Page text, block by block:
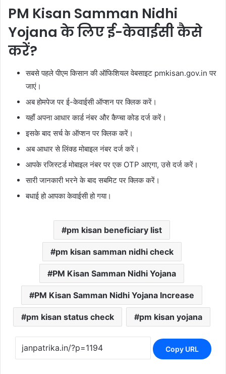
PM Kisan Samman Nidhi
Yojana के लिए ई-केवाईसी कैसे
करें?
सबसे पहले पीएम किसान की ऑफिशियल वेबसाइट pmkisan.gov.in पर
जाएं।
अब होमपेज पर ई-केवाईसी ऑप्शन पर क्लिक करें।
यहाँ अपना आधार कार्ड नंबर और कैप्चा कोड दर्ज करें।
इसके बाद सर्च के ऑप्शन पर क्लिक करें।
अब आधार से लिंक्ड मोबाइल नंबर दर्ज करें।
आपके रजिस्टर्ड मोबाइल नंबर पर एक OTP आएगा, उसे दर्ज करें।
सारी जानकारी भरने के बाद सबमिट पर क्लिक करें।
बधाई हो आपका केवाईसी हो गया।
pm kisan beneficiary list
pm kisan samman nidhi check
PM Kisan Samman Nidhi Yojana
PM Kisan Samman Nidhi Yojana Increase
pm kisan status check pm kisan yojana
Copy URL